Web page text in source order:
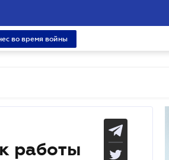
во время войны
работы